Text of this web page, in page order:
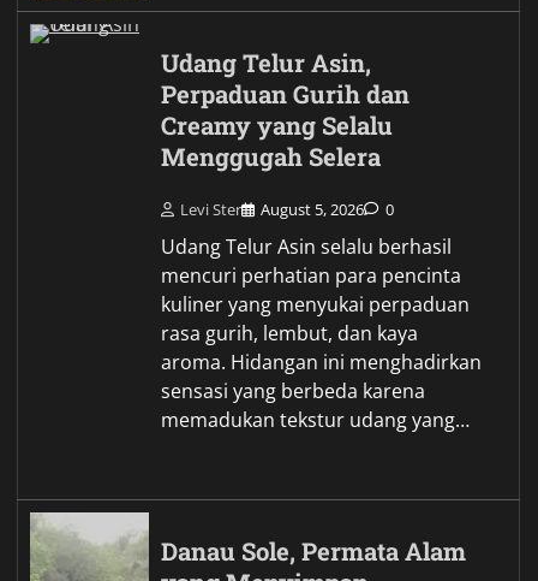
Udang Telur Asin,
Perpaduan Gurih dan
Creamy yang Selalu
Menggugah Selera
Levi Ster August 5, 2026 0
Udang Telur Asin selalu berhasil
mencuri perhatian para pencinta
kuliner yang menyukai perpaduan
rasa gurih, lembut, dan kaya
aroma. Hidangan ini menghadirkan
sensasi yang berbeda karena
memadukan tekstur udang yang…
Danau Sole, Permata Alam